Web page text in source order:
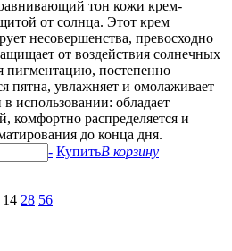
тон кожи крем-
от солнца. Этот крем
несовершенства, превосходно
от воздействия солнечных
пигментацию, постепенно
пятна, увлажняет и омолаживает
использовании: обладает
комфортно распределяется и
до конца дня.
- КупитьВ корзину
14 28 56